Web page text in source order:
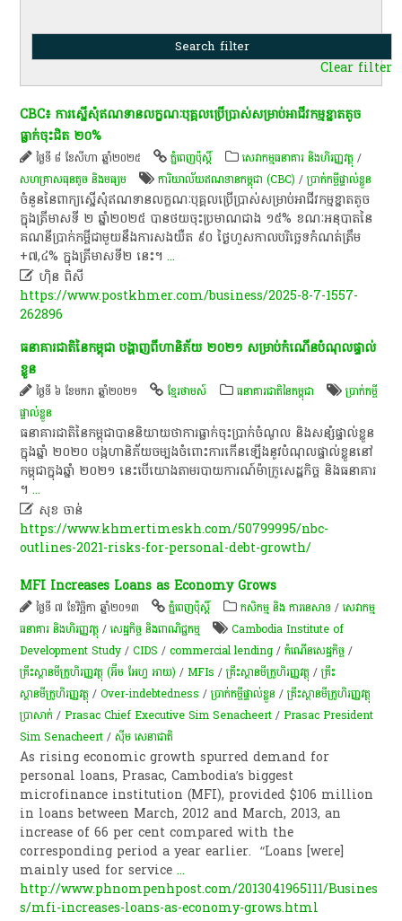
Clear filter
CBC៖​ ការ​ស្នើ​សុំឥណទាន​លក្ខណៈ​បុគ្គល​ប្រើ​ប្រាស់​សម្រាប់​អាជីវកម្ម​ខ្នាត​តូច
ធ្លាក់​ចុះ​ជិត ២០%
ថ្ងៃទី ៨ ខែសីហា ឆ្នាំ២០២៥ ភ្នំពេញប៉ុស្តិ៍ សេវាកម្មធនាគារ និងហិរញ្ញវត្ថុ /
សហគ្រាសធុនតូច និងមធ្យម
ការិយាល័យ​ឥណទាន​កម្ពុជា (CBC) /ប្រាក់កម្ចីផ្ទាល់ខ្លួន
ចំនួននៃ​ពាក្យ​​ស្នើសុំឥណទាន​លក្ខណៈ​បុគ្គល​ប្រើ​ប្រាស់​សម្រាប់​អាជីវកម្ម​ខ្នាត​តូច ​
ក្នុង​ត្រីមាសទី ២ ឆ្នាំ​២០២៥ បានថយ​ចុះ​ប្រមាណ​ជាង ១៥​%​ ខណៈ​អនុបាតនៃ
គណនីប្រាក់កម្ចីជាមួយនឹងការសងយឺត ៩០ ថ្ងៃហួសកាលបរិច្ឆេទកំណត់ត្រឹម
+៧,៤% ក្នុងត្រីមាសទី​២ នេះ​​។...
 ហ៊ិន ពិសី
https://www.postkhmer.com/business/2025-8-7-1557-
262896
ធនាគារជាតិ​នៃ​កម្ពុជា​ បង្ហាញ​ពី​ហានិភ័យ​ ២០២១​ សម្រាប់​កំណើន​បំណុល​ផ្ទាល់
ខ្លួន​
ថ្ងៃទី ៦ ខែមករា ឆ្នាំ២០២១ ខ្មែរថាមស៍ ធនាគារជាតិនៃកម្ពុជា
ប្រាក់កម្ចី
ផ្ទាល់ខ្លួន
​ធនាគារជាតិ​នៃ​កម្ពុជា​បាន​និយាយ​ថា​ការ​ធ្លាក់​ចុះ​ប្រាក់​ចំណូល​ និង​សន្សំ​ផ្ទាល់ខ្លួន​
ក្នុង​ឆ្នាំ​ ២០២០​ បង្ក​ហានិភ័យ​ចម្បង​ចំពោះ​ការ​កើនឡើង​នូវ​បំណុល​ផ្ទាល់ខ្លួន​នៅ​
កម្ពុជា​ក្នុង​ឆ្នាំ​ ២០២១​ នេះ​បើ​យោង​តាម​របាយការណ៍​ម៉ាក្រូសេដ្ឋកិច្ច​ និង​ធនាគារ​
។​...
 សុខ ចាន់
https://www.khmertimeskh.com/50799995/nbc-
outlines-2021-risks-for-personal-debt-growth/
MFI Increases Loans as Economy Grows
ថ្ងៃទី ៧ ខែវិច្ឆិកា ឆ្នាំ២០១៣ ភ្នំពេញប៉ុស្តិ៍ កសិកម្ម​ និង​ ការ​នេ​សាទ​ /សេវាកម្ម
ធនាគារ និងហិរញ្ញវត្ថុ /សេដ្ឋកិច្ច និងពាណិជ្ជកម្ម
Cambodia Institute of
Development Study /CIDS /commercial lending /កំណើន​សេដ្ឋកិច្ច /
គ្រឹះស្ថាន​មីក្រូហិរញ្ញវត្ថុ (អ៊ឹម អែហ្វ អាយ) /MFIs /គ្រឹះស្ថាន​មីក្រូ​ហិរញ្ញវត្ថុ​ /គ្រឹះ
ស្ថានមីក្រូហិរញ្ញវត្ថុ /Over-indebtedness /ប្រាក់កម្ចីផ្ទាល់ខ្លួន /គ្រឹះស្ថាន​មីក្រូហិរញ្ញវត្ថុ​
ប្រាសាក់​ /Prasac Chief Executive Sim Senacheert /Prasac President
Sim Senacheert /ស៊ីម សេនាជាតិ
As rising economic growth spurred demand for
personal loans, Prasac, Cambodia’s biggest
microfinance institution (MFI), provided $106 million
in loans between March, 2012 and March, 2013, an
increase of 66 per cent compared with the
corresponding period a year earlier. “Loans [were]
mainly used for service...
http://www.phnompenhpost.com/2013041965111/Busines
s/mfi-increases-loans-as-economy-grows.html